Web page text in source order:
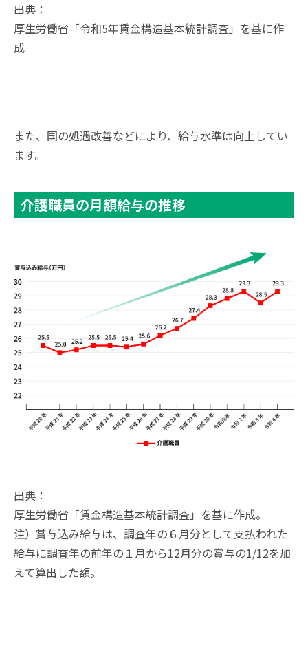
出典：
厚生労働省「令和5年賃金構造基本統計調査」を基に作
成
また、国の処遇改善などにより、給与水準は向上してい
ます。
介護職員の月額給与の推移
出典：
厚生労働省「賃金構造基本統計調査」を基に作成。
注）賞与込み給与は、調査年の６月分として支払われた
給与に調査年の前年の１月から12月分の賞与の1/12を加
えて算出した額。